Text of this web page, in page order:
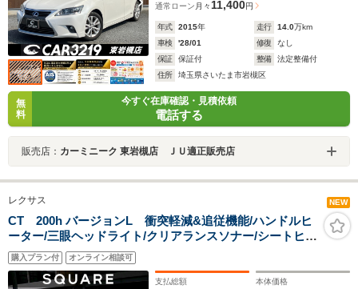
通常ローン 月々 11,400円
年式 2015年 走行 14.0万km
車検
'28/01 修復
なし
保証
保証付 整備
法定整備付
住所
埼玉県さいたま市岩槻区
無
料
今すぐ在庫確認・見積依頼
電話する
販売店： カーミニーク 東岩槻店 ＪＵ適正販売店
レクサス NEW
CT 200h バージョンL 衝突軽減&追従機能/ハンドルヒ
ーター/三眼ヘッドライト/クリアランスソナー/シートヒー
ター/シートメモリー/本革シート/トノカバー/バックカメ
ラ/純正ナビ/Bluetooth/ETC
購入プラン付 オンライン相談可
支払総額 本体価格